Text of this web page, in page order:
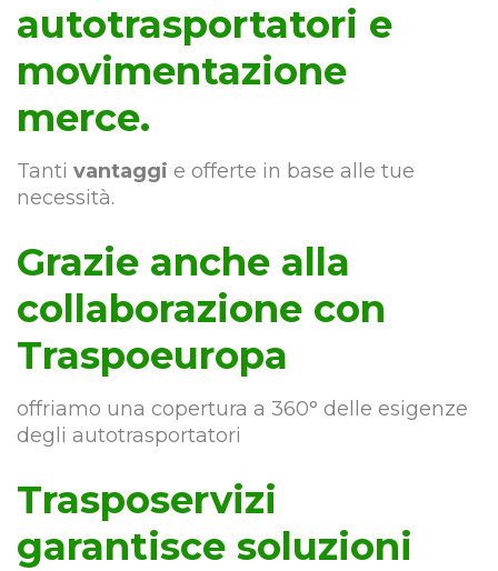
autotrasportatori e
movimentazione
merce.
Tanti vantaggi e offerte in base alle tue
necessità.
Grazie anche alla
collaborazione con
Traspoeuropa
offriamo una copertura a 360° delle esigenze
degli autotrasportatori
Trasposervizi
garantisce soluzioni